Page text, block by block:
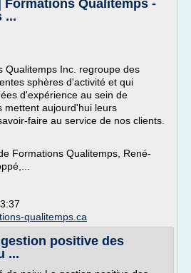
Formations Qualitemps -
...
Qualitemps Inc. regroupe des
sphères d'activité et qui
d'expérience au sein de
mettent aujourd'hui leurs
faire au service de nos clients.
Formations Qualitemps, René-
qualitemps.ca
positive des
...